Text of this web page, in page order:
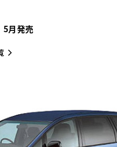
5月発売